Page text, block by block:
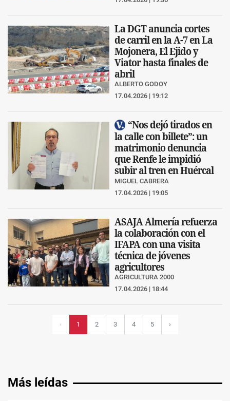
La DGT anuncia cortes
de carril en la A-7 en La
Mojonera, El Ejido y
Viator hasta finales de
abril
ALBERTO GODOY
17.04.2026 | 19:12
“Nos dejó tirados en
la calle con billete”: un
matrimonio denuncia
que Renfe le impidió
subir al tren en Huércal
MIGUEL CABRERA
17.04.2026 | 19:05
ASAJA Almería refuerza
la colaboración con el
IFAPA con una visita
técnica de jóvenes
agricultores
AGRICULTURA 2000
17.04.2026 | 18:44
‹ 1 2 3 4 5 ›
Más leídas